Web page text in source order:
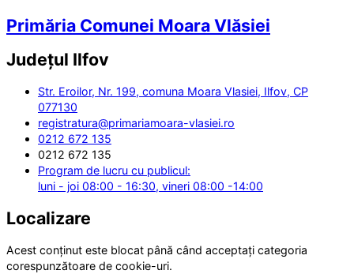
Primăria Comunei Moara Vlăsiei
Județul Ilfov
Str. Eroilor, Nr. 199, comuna Moara Vlasiei, Ilfov, CP
077130
registratura@primariamoara-vlasiei.ro
0212 672 135
0212 672 135
Program de lucru cu publicul:
luni - joi 08:00 - 16:30, vineri 08:00 -14:00
Localizare
Acest conținut este blocat până când acceptați categoria
corespunzătoare de cookie-uri.